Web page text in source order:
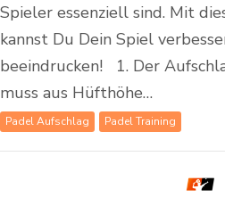
Spieler essenziell sind. Mit
kannst Du Dein Spiel
beeindrucken! 1. Der
muss aus Hüfthöhe…
Padel Aufschlag Padel Training